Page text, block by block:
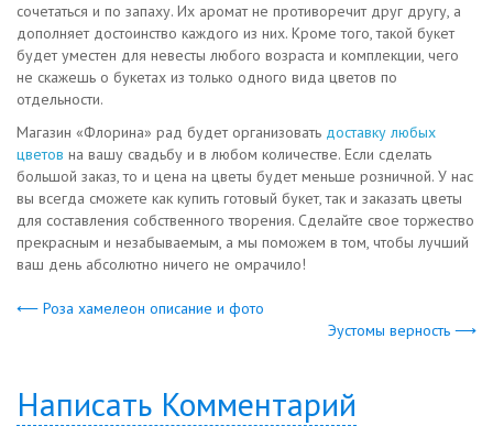
сочетаться и по запаху. Их аромат не противоречит друг другу, а
дополняет достоинство каждого из них. Кроме того, такой букет
будет уместен для невесты любого возраста и комплекции, чего
не скажешь о букетах из только одного вида цветов по
отдельности.
Магазин «Флорина» рад будет организовать доставку любых
цветов на вашу свадьбу и в любом количестве. Если сделать
большой заказ, то и цена на цветы будет меньше розничной. У нас
вы всегда сможете как купить готовый букет, так и заказать цветы
для составления собственного творения. Сделайте свое торжество
прекрасным и незабываемым, а мы поможем в том, чтобы лучший
ваш день абсолютно ничего не омрачило!
⟵ Роза хамелеон описание и фото
Эустомы верность ⟶
Написать Комментарий